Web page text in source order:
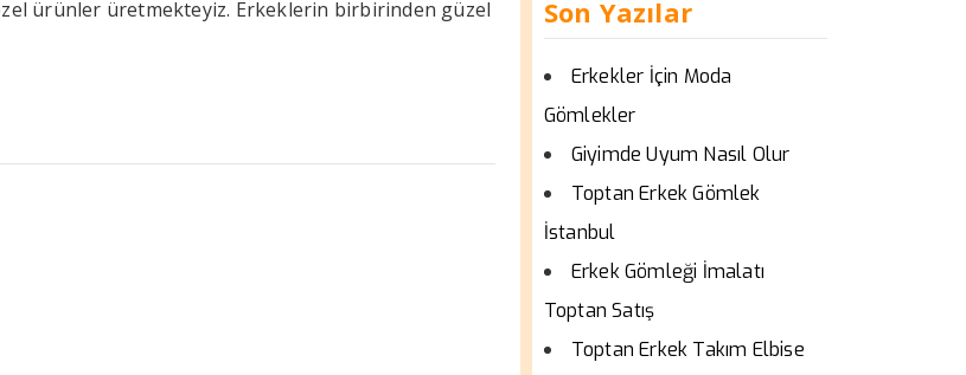
ürünler üretmekteyiz. Erkeklerin birbirinden güzel
Son Yazılar
Erkekler İçin Moda
Gömlekler
Giyimde Uyum Nasıl Olur
Toptan Erkek Gömlek
İstanbul
Erkek Gömleği İmalatı
Toptan Satış
Toptan Erkek Takım Elbise